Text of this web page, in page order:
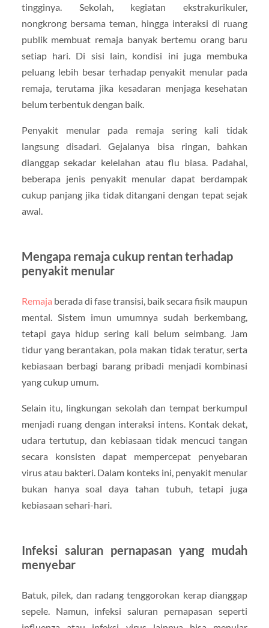
tingginya. Sekolah, kegiatan ekstrakurikuler,
nongkrong bersama teman, hingga interaksi di ruang
publik membuat remaja banyak bertemu orang baru
setiap hari. Di sisi lain, kondisi ini juga membuka
peluang lebih besar terhadap penyakit menular pada
remaja, terutama jika kesadaran menjaga kesehatan
belum terbentuk dengan baik.
Penyakit menular pada remaja sering kali tidak
langsung disadari. Gejalanya bisa ringan, bahkan
dianggap sekadar kelelahan atau flu biasa. Padahal,
beberapa jenis penyakit menular dapat berdampak
cukup panjang jika tidak ditangani dengan tepat sejak
awal.
Mengapa remaja cukup rentan terhadap
penyakit menular
Remaja berada di fase transisi, baik secara fisik maupun
mental. Sistem imun umumnya sudah berkembang,
tetapi gaya hidup sering kali belum seimbang. Jam
tidur yang berantakan, pola makan tidak teratur, serta
kebiasaan berbagi barang pribadi menjadi kombinasi
yang cukup umum.
Selain itu, lingkungan sekolah dan tempat berkumpul
menjadi ruang dengan interaksi intens. Kontak dekat,
udara tertutup, dan kebiasaan tidak mencuci tangan
secara konsisten dapat mempercepat penyebaran
virus atau bakteri. Dalam konteks ini, penyakit menular
bukan hanya soal daya tahan tubuh, tetapi juga
kebiasaan sehari-hari.
Infeksi saluran pernapasan yang mudah
menyebar
Batuk, pilek, dan radang tenggorokan kerap dianggap
sepele. Namun, infeksi saluran pernapasan seperti